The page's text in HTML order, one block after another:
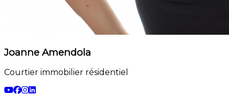
Joanne Amendola
Courtier immobilier résidentiel